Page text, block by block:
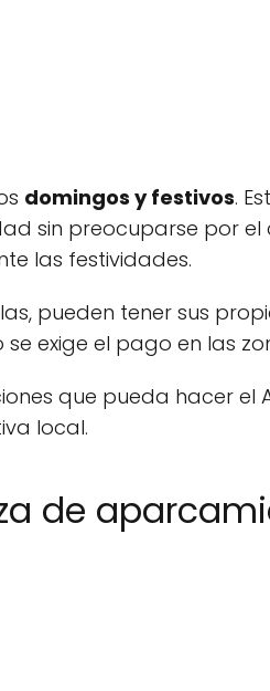
domingos y festivos.
sin preocuparse por
las festividades.
pueden tener sus
exige el pago en las
que pueda hacer el
local.
de